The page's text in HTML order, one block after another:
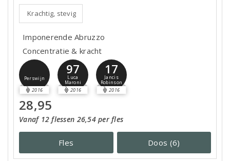
Krachtig, stevig
Imponerende Abruzzo
Concentratie & kracht
Perswijn
2016
97
Luca
Maroni
2016
17
Jancis
Robinson
2016
28,95
Vanaf 12 flessen 26,54 per fles
Fles Doos (6)